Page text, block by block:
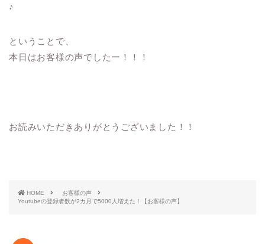
♪
ということで、
本日はお客様の声でしたー！！！
お読みいただきありがとうございました！！
HOME
お客様の声
Youtubeの登録者数が2カ月で5000人増えた！【お客様の声】